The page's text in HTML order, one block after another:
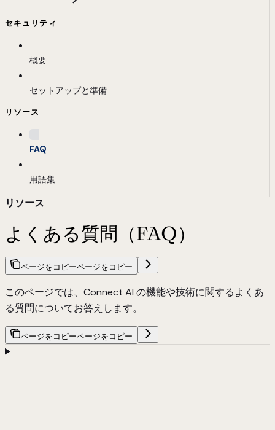
セキュリティ
概要
セットアップと準備
リソース
FAQ
用語集
リソース
よくある質問（FAQ）
ページをコピーページをコピー
このページでは、Connect AI の機能や技術に関するよくあ
る質問についてお答えします。
ページをコピーページをコピー